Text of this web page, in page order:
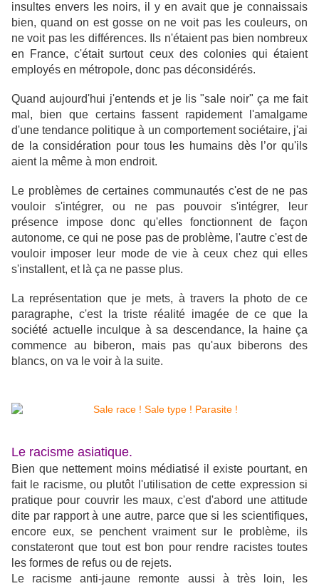
insultes envers les noirs, il y en avait que je connaissais
bien, quand on est gosse on ne voit pas les couleurs, on
ne voit pas les différences. Ils n'étaient pas bien nombreux
en France, c'était surtout ceux des colonies qui étaient
employés en métropole, donc pas déconsidérés.
Quand aujourd'hui j'entends et je lis "sale noir" ça me fait
mal, bien que certains fassent rapidement l'amalgame
d'une tendance politique à un comportement sociétaire, j'ai
de la considération pour tous les humains dès l’or qu'ils
aient la même à mon endroit.
Le problèmes de certaines communautés c'est de ne pas
vouloir s'intégrer, ou ne pas pouvoir s'intégrer, leur
présence impose donc qu'elles fonctionnent de façon
autonome, ce qui ne pose pas de problème, l'autre c'est de
vouloir imposer leur mode de vie à ceux chez qui elles
s'installent, et là ça ne passe plus.
La représentation que je mets, à travers la photo de ce
paragraphe, c'est la triste réalité imagée de ce que la
société actuelle inculque à sa descendance, la haine ça
commence au biberon, mais pas qu'aux biberons des
blancs, on va le voir à la suite.
Le racisme asiatique.
Bien que nettement moins médiatisé il existe pourtant, en
fait le racisme, ou plutôt l'utilisation de cette expression si
pratique pour couvrir les maux, c'est d'abord une attitude
dite par rapport à une autre, parce que si les scientifiques,
encore eux, se penchent vraiment sur le problème, ils
constateront que tout est bon pour rendre racistes toutes
les formes de refus ou de rejets.
Le racisme anti-jaune remonte aussi à très loin, les